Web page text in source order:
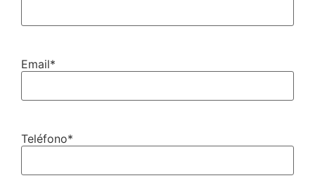
Email*
Teléfono*